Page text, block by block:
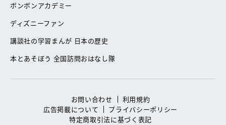
ボンボンアカデミー
ディズニーファン
講談社の学習まんが 日本の歴史
本とあそぼう 全国訪問おはなし隊
お問い合わせ
利用規約
広告掲載について
プライバシーポリシー
特定商取引法に基づく表記